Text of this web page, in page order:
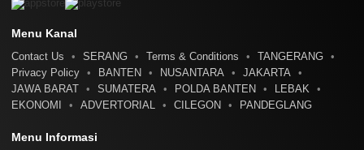
Menu Kanal
Contact Us SERANG Terms & Conditions
TANGERANG
Privacy Policy
BANTEN NUSANTARA
JAKARTA
JAWA BARAT
SUMATERA POLDA BANTEN
LEBAK
EKONOMI
ADVERTORIAL CILEGON PANDEGLANG
Menu Informasi